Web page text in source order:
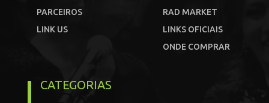
PARCEIROS
LINK US
RAD MARKET
LINKS OFICIAIS
ONDE COMPRAR
CATEGORIAS